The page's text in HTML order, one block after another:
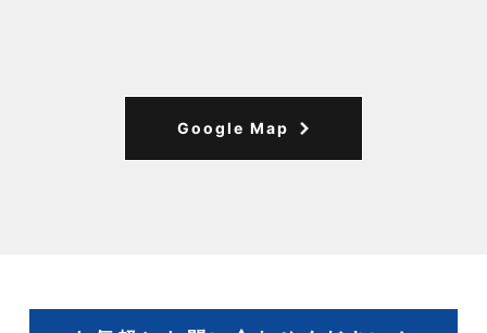
Google Map